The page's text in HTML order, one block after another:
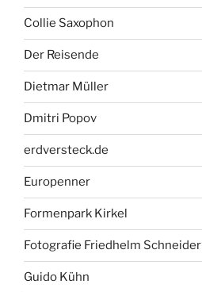
Collie Saxophon
Der Reisende
Dietmar Müller
Dmitri Popov
erdversteck.de
Europenner
Formenpark Kirkel
Fotografie Friedhelm Schneider
Guido Kühn